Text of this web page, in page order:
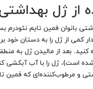
از ژل
بانوان فمین تایم
از ژل را به دستان خود
کنید. بعد از مالیدن ژل
ژل را با آب آبکشی
و مرطوب‌کننده‌ای که